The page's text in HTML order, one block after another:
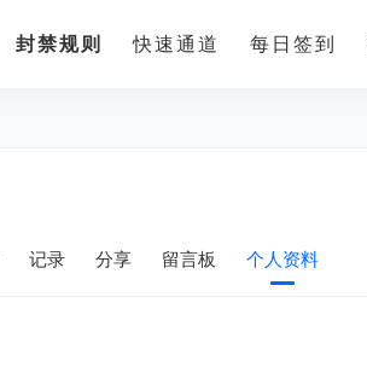
封禁规则 快速通道 每日签到
记录 分享 留言板 个人资料